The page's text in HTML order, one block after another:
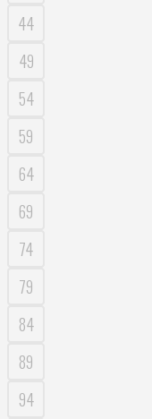
44
49
54
59
64
69
74
79
84
89
94